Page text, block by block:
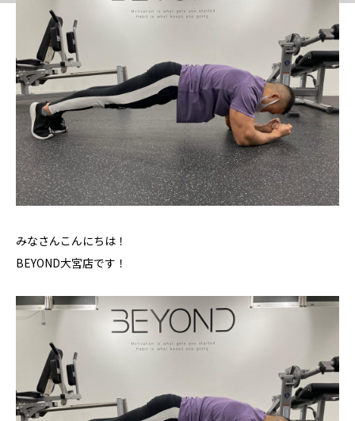
みなさんこんにちは！
BEYOND大宮店です！